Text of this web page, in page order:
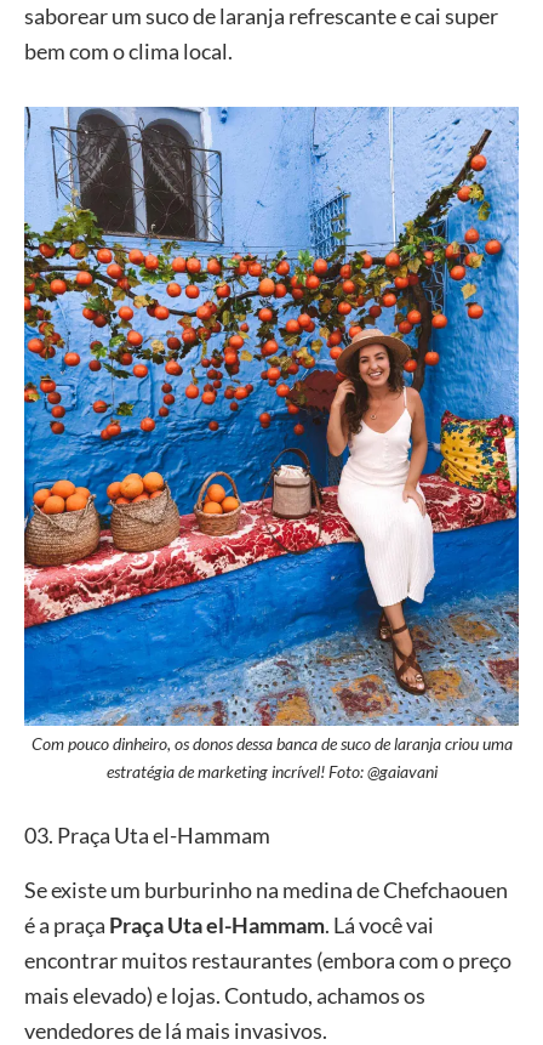
saborear um suco de laranja refrescante e cai super
bem com o clima local.
Com pouco dinheiro, os donos dessa banca de suco de laranja criou uma
estratégia de marketing incrível! Foto: @gaiavani
03. Praça Uta el-Hammam
Se existe um burburinho na medina de Chefchaouen
é a praça Praça Uta el-Hammam. Lá você vai
encontrar muitos restaurantes (embora com o preço
mais elevado) e lojas. Contudo, achamos os
vendedores de lá mais invasivos.